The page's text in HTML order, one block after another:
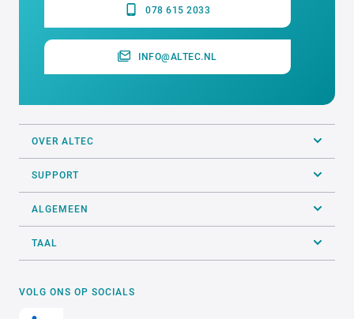
078 615 2033
INFO@ALTEC.NL
OVER ALTEC
SUPPORT
ALGEMEEN
TAAL
VOLG ONS OP SOCIALS